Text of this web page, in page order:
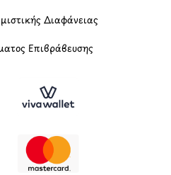
Διαφάνειας
Επιβράβευσης